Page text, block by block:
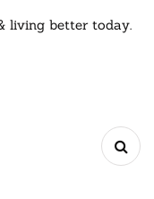
living better today.